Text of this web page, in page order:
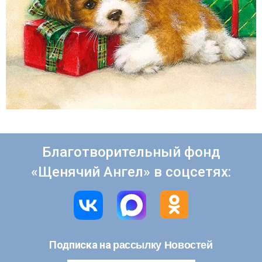
Благотворительный фонд
«Щенячий Ангел» в соцсетях:
Подписка на рассылку Новостей